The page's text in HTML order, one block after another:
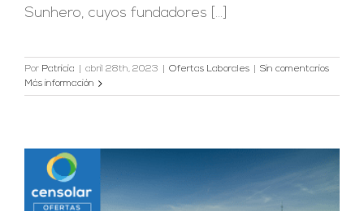
Sunhero, cuyos fundadores [...]
Por Patricia abril 28th, 2023 Ofertas Laborales
Sin comentarios
Más información